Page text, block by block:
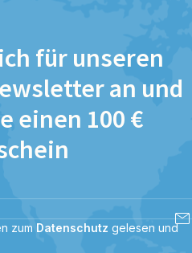
für unseren
an und
einen 100 €
zum Datenschutz gelesen und